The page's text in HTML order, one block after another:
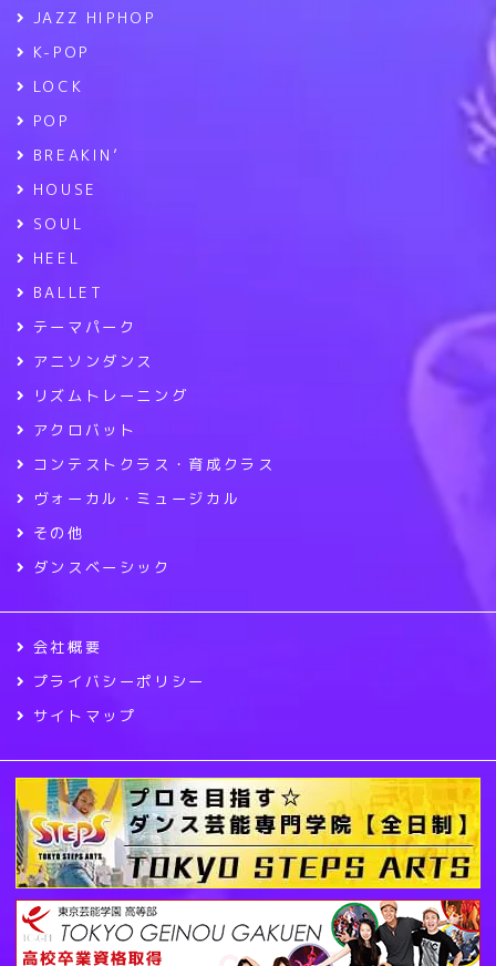
JAZZ HIPHOP
K-POP
LOCK
POP
BREAKIN’
HOUSE
SOUL
HEEL
BALLET
テーマパーク
アニソンダンス
リズムトレーニング
アクロバット
コンテストクラス・育成クラス
ヴォーカル・ミュージカル
その他
ダンスベーシック
会社概要
プライバシーポリシー
サイトマップ